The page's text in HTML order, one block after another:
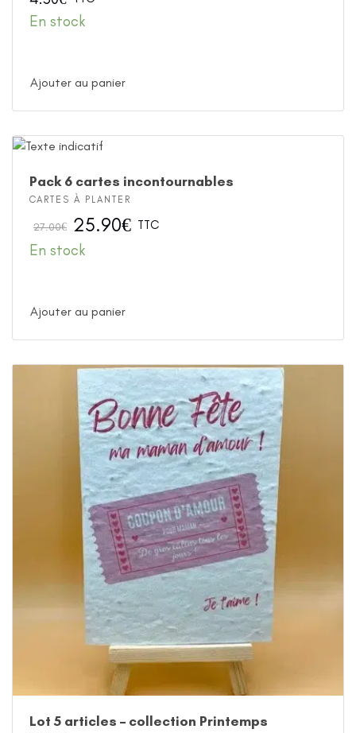
En stock
Ajouter au panier
Pack 6 cartes incontournables
CARTES À PLANTER
27.00€ 25.90€ TTC
En stock
Ajouter au panier
Lot 5 articles – collection Printemps